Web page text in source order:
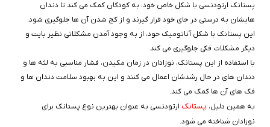
پستانک ارتودنسی با شکل خاص خود، به کودکان کمک می ‌کند تا دندان
هایشان به درستی در جای خود قرار گیرند و از کج‌ شدن آن ‌ها جلوگیری شود.
این پستانک با شکل آناتومیک خود، از به وجود آمدن مشکلاتی نظیر بایت و
دیگر مشکلات فکی جلوگیری می ‌کند.
با استفاده از این پستانک، نوزادان در زمان مکیدن، فشار مناسبی به لثه‌ ها و
دندان‌ های در حال رشدشان اعمال می ‌کنند و این به بهبود سلامت دندان‌ ها و
فک ‌های آن ها کمک می‌ کند.
به همین دلیل، پستانک ارتودنسی به عنوان بهترین نوع پستانک برای
نوزادان شناخته می ‌شود.